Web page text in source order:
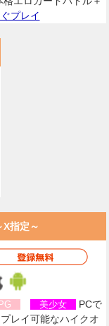
プレイ
指定～
美少女
PCで
レイ可能なハイクオ